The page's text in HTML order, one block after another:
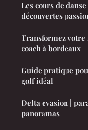
Les cours de
découvertes
Transformez votre
coach à bordeaux
Guide pratique
golf idéal
Delta evasion |
panoramas